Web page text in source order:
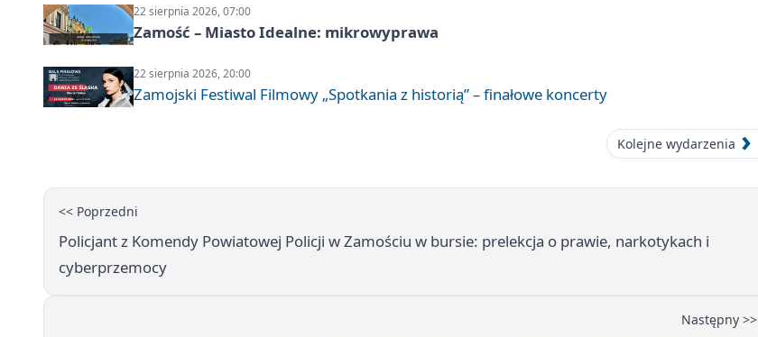
22 sierpnia 2026, 07:00
Zamość – Miasto Idealne: mikrowyprawa
22 sierpnia 2026, 20:00
Zamojski Festiwal Filmowy „Spotkania z historią” – finałowe koncerty
Kolejne wydarzenia
<< Poprzedni
Policjant z Komendy Powiatowej Policji w Zamościu w bursie: prelekcja o prawie, narkotykach i
cyberprzemocy
Następny >>